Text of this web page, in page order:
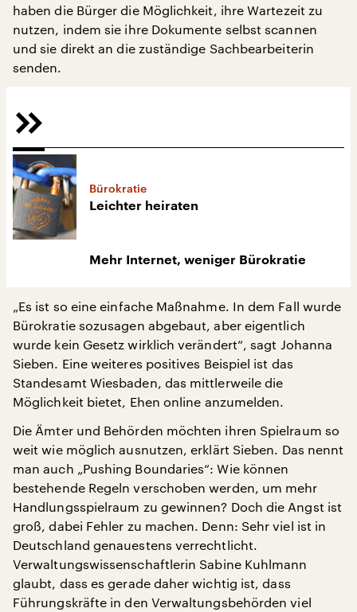
haben die Bürger die Möglichkeit, ihre Wartezeit zu
nutzen, indem sie ihre Dokumente selbst scannen
und sie direkt an die zuständige Sachbearbeiterin
senden.
Bürokratie
Leichter heiraten
Mehr Internet, weniger Bürokratie
„Es ist so eine einfache Maßnahme. In dem Fall wurde
Bürokratie sozusagen abgebaut, aber eigentlich
wurde kein Gesetz wirklich verändert“, sagt Johanna
Sieben. Eine weiteres positives Beispiel ist das
Standesamt Wiesbaden, das mittlerweile die
Möglichkeit bietet, Ehen online anzumelden.
Die Ämter und Behörden möchten ihren Spielraum so
weit wie möglich ausnutzen, erklärt Sieben. Das nennt
man auch „Pushing Boundaries“: Wie können
bestehende Regeln verschoben werden, um mehr
Handlungsspielraum zu gewinnen? Doch die Angst ist
groß, dabei Fehler zu machen. Denn: Sehr viel ist in
Deutschland genauestens verrechtlicht.
Verwaltungswissenschaftlerin Sabine Kuhlmann
glaubt, dass es gerade daher wichtig ist, dass
Führungskräfte in den Verwaltungsbehörden viel